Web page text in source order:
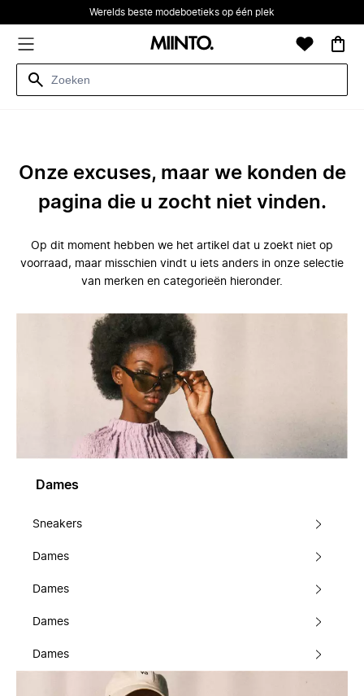
Werelds beste modeboetieks op één plek
Onze excuses, maar we konden de
pagina die u zocht niet vinden.
Op dit moment hebben we het artikel dat u zoekt niet op
voorraad, maar misschien vindt u iets anders in onze selectie
van merken en categorieën hieronder.
Dames
Sneakers
Dames
Dames
Dames
Dames